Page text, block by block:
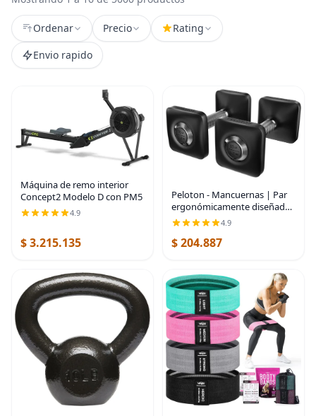
Ordenar Precio
Rating
Envio rapido
Máquina de remo interior
Concept2 Modelo D con PM5
4.9
$ 3.215.135
Peloton - Mancuernas | Par
ergonómicamente diseñado
de pesas de hierro fundido
con revestimiento de
uretano y agarre
4.9
$ 204.887